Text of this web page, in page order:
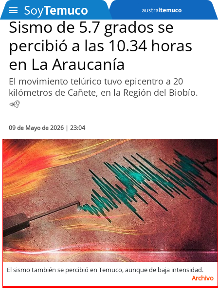
SOYTV
Podcast
Entretención
Economía
Deportes
Tecnología
Sostenibilidad
soychile
soyarica
Sismo de 5.7 grados se
percibió a las 10.34 horas
en La Araucanía
El movimiento telúrico tuvo epicentro a 20
kilómetros de Cañete, en la Región del Biobío.
09 de Mayo de 2026 | 23:04
El sismo también se percibió en Temuco, aunque de baja intensidad.
Archivo